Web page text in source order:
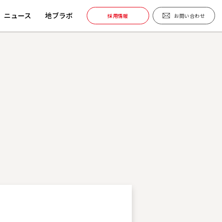
ニュース 地ブラボ 採用情報 お問い合わせ